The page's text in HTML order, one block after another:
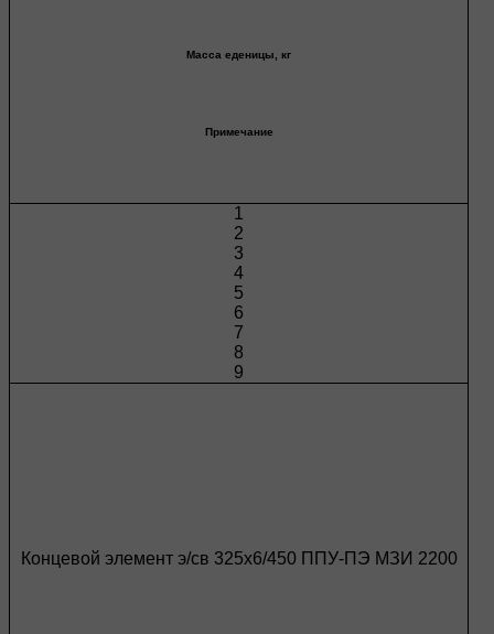
Масса еденицы, кг
Примечание
1
2
3
4
5
6
7
8
9
Концевой элемент э/св 325х6/450 ППУ-ПЭ МЗИ 2200